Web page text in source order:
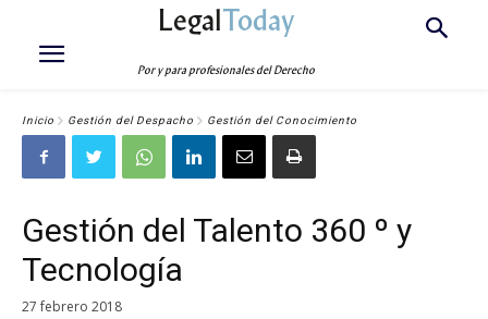
LegalToday
Por y para profesionales del Derecho
Inicio Gestión del Despacho Gestión del Conocimiento
Gestión del Talento 360 º y
Tecnología
27 febrero 2018